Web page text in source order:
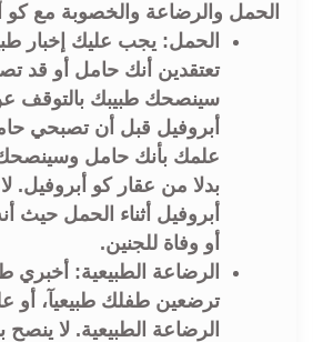
الحمل والرضاعة والخصوبة مع كو
الحمل: يجب عليك إخبار
تعتقدين أنك حامل أو قد
سينصحك طبيبك بالتوقف
أبروفيل قبل أن تصبحي
علمك بأنك حامل وسينصحك
بدلا من عقار كو أبروفيل.
أبروفيل أثناء الحمل حيث
أو وفاة للجنين.
الرضاعة الطبيعية: أخبري
ترضعين طفلك طبيعيآ، أو
الرضاعة الطبيعية. لا